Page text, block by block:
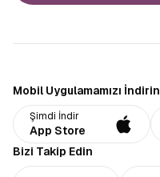
Mobil Uygulamamızı İndirin
Şimdi İndir
App Store
Bizi Takip Edin